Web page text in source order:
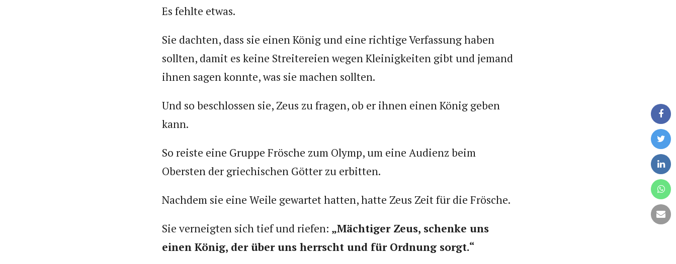
Es fehlte etwas.
Sie dachten, dass sie einen König und eine richtige Verfassung haben
sollten, damit es keine Streitereien wegen Kleinigkeiten gibt und jemand
ihnen sagen konnte, was sie machen sollten.
Und so beschlossen sie, Zeus zu fragen, ob er ihnen einen König geben
kann.
So reiste eine Gruppe Frösche zum Olymp, um eine Audienz beim
Obersten der griechischen Götter zu erbitten.
Nachdem sie eine Weile gewartet hatten, hatte Zeus Zeit für die Frösche.
Sie verneigten sich tief und riefen: „Mächtiger Zeus, schenke uns
einen König, der über uns herrscht und für Ordnung sorgt.“